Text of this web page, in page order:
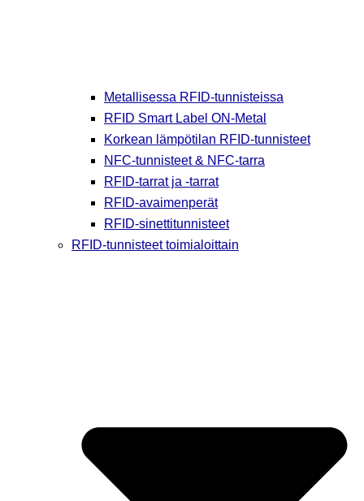
Metallisessa RFID-tunnisteissa
RFID Smart Label ON-Metal
Korkean lämpötilan RFID-tunnisteet
NFC-tunnisteet & NFC-tarra
RFID-tarrat ja -tarrat
RFID-avaimenperät
RFID-sinettitunnisteet
RFID-tunnisteet toimialoittain